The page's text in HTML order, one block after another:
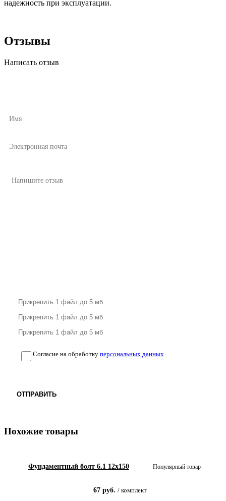
надежность при эксплуатации.
Отзывы
Написать отзыв
Согласие на обработку персональных данных
ОТПРАВИТЬ
Похожие товары
Фундаментный болт 6.1 12х150 Популярный товар
67 руб. / комплект